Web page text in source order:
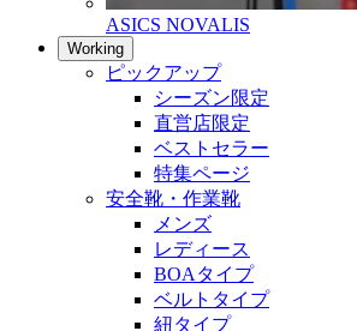
ASICS NOVALIS
Working
ピックアップ
シーズン限定
直営店限定
ベストセラー
特集ページ
安全靴・作業靴
メンズ
レディース
BOAタイプ
ベルトタイプ
紐タイプ